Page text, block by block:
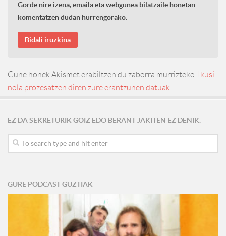
Gorde nire izena, emaila eta webgunea bilatzaile honetan
komentatzen dudan hurrengorako.
Gune honek Akismet erabiltzen du zaborra murrizteko.
Ikusi
nola prozesatzen diren zure erantzunen datuak.
EZ DA SEKRETURIK GOIZ EDO BERANT JAKITEN EZ DENIK.
GURE PODCAST GUZTIAK